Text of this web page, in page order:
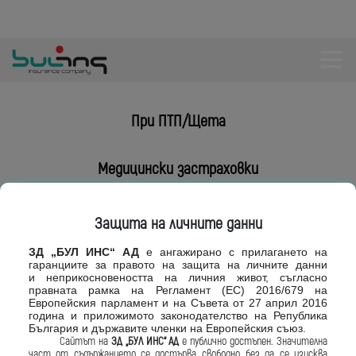
При ПТП/Щета
Медицински застраховки
Транспорт и товари
Отговорности
Гаранции
Защита на личните данни
ЗД „БУЛ ИНС“ АД е ангажирано с прилагането на
гаранциите за правото на защита на личните данни
и неприкосновеността на личния живот, съгласно
правната рамка на Регламент (ЕС) 2016/679 на
Европейския парламент и на Съвета от 27 април 2016
година и приложимото законодателство на Република
България и държавите членки на Европейския съюз.
Сайтът на ЗД „БУЛ ИНС“ АДе публично достъпен. Значителна